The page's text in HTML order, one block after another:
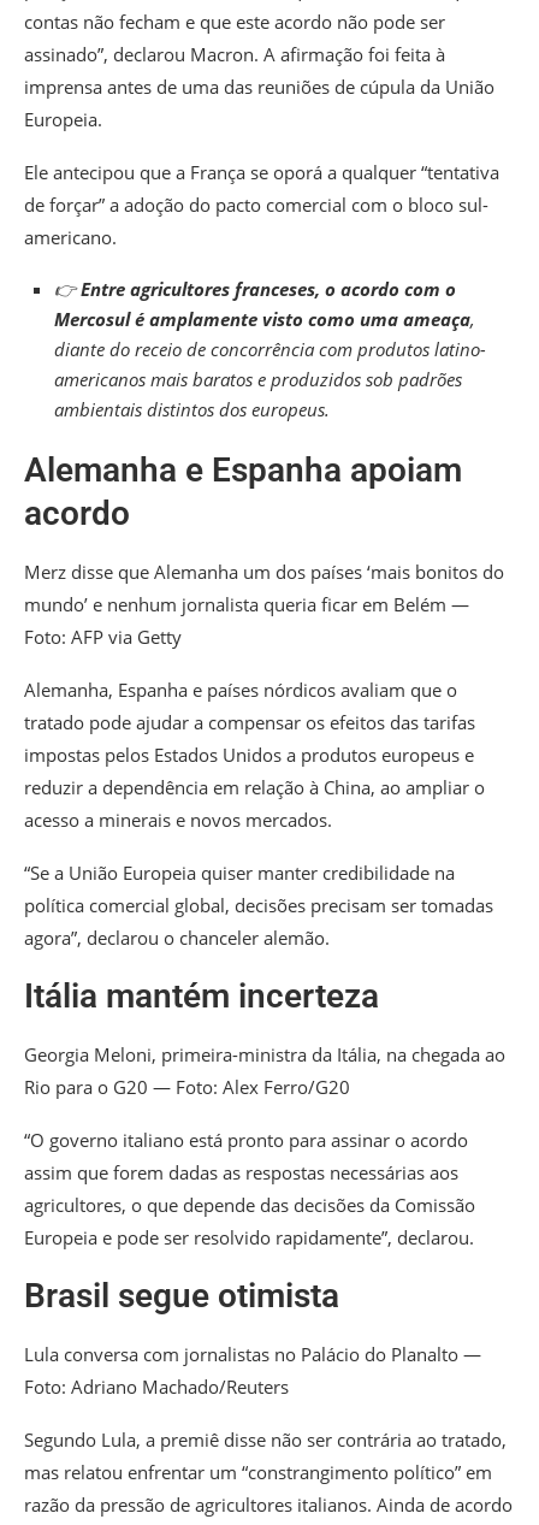
contas não fecham e que este acordo não pode ser
assinado”, declarou Macron. A afirmação foi feita à
imprensa antes de uma das reuniões de cúpula da União
Europeia.
Ele antecipou que a França se oporá a qualquer “tentativa
de forçar” a adoção do pacto comercial com o bloco sul-
americano.
👉Entre agricultores franceses, o acordo com o
Mercosul é amplamente visto como uma ameaça,
diante do receio de concorrência com produtos latino-
americanos mais baratos e produzidos sob padrões
ambientais distintos dos europeus.
Alemanha e Espanha apoiam
acordo
Merz disse que Alemanha um dos países ‘mais bonitos do
mundo’ e nenhum jornalista queria ficar em Belém —
Foto: AFP via Getty
Alemanha, Espanha e países nórdicos avaliam que o
tratado pode ajudar a compensar os efeitos das tarifas
impostas pelos Estados Unidos a produtos europeus e
reduzir a dependência em relação à China, ao ampliar o
acesso a minerais e novos mercados.
“Se a União Europeia quiser manter credibilidade na
política comercial global, decisões precisam ser tomadas
agora”, declarou o chanceler alemão.
Itália mantém incerteza
Georgia Meloni, primeira-ministra da Itália, na chegada ao
Rio para o G20 — Foto: Alex Ferro/G20
“O governo italiano está pronto para assinar o acordo
assim que forem dadas as respostas necessárias aos
agricultores, o que depende das decisões da Comissão
Europeia e pode ser resolvido rapidamente”, declarou.
Brasil segue otimista
Lula conversa com jornalistas no Palácio do Planalto —
Foto: Adriano Machado/Reuters
Segundo Lula, a premiê disse não ser contrária ao tratado,
mas relatou enfrentar um “constrangimento político” em
razão da pressão de agricultores italianos. Ainda de acordo